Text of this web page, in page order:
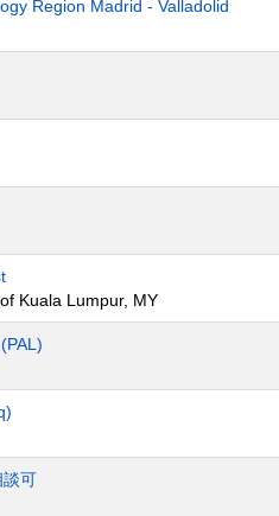
Region Madrid - Valladolid
Kuala Lumpur, MY
談可